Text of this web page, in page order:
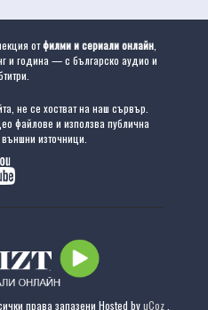
отфилми и сериали онлайн,
и година — с българско аудио и
не се хостват на наш сървър.
файлове и използва публична
източници.
права запазени Hosted byuCoz